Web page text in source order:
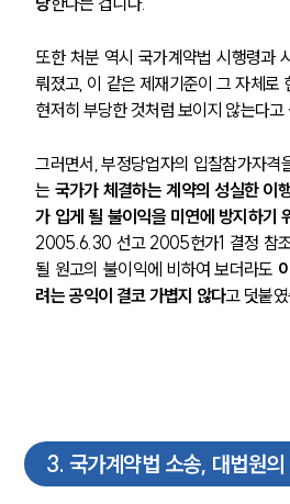
또한 처분 역시 국가계약법 시행령과
뤄졌고, 이 같은 제재기준이 그 자체로
현저히 부당한 것처럼 보이지 않는다고
그러면서, 부정당업자의 입찰참가자격
는 국가가 체결하는 계약의 성실한 이
가 입게 될 불이익을 미연에 방지하기
2005.6.30 선고 2005헌가1 결정 참
될 원고의 불이익에 비하여 보더라도
려는 공익이 결코 가볍지 않다고 덧붙
3. 국가계약법 소송, 대법원의